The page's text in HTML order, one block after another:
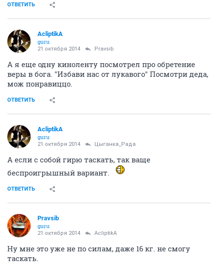
ОТВЕТИТЬ
AcliptikA
guru
21 октября 2014 Pravsib
А я еще одну киноленту посмотрел про обретение
веры в бога. "Избави нас от лукавого" Посмотри деда,
мож понравиццо.
ОТВЕТИТЬ
AcliptikA
guru
21 октября 2014 Цыганка_Рада
А если с собой гирю таскать, так ваще
беспроигрышный вариант.
ОТВЕТИТЬ
Pravsib
guru
21 октября 2014 AcliptikA
Ну мне это уже не по силам, даже 16 кг. не смогу
таскать.